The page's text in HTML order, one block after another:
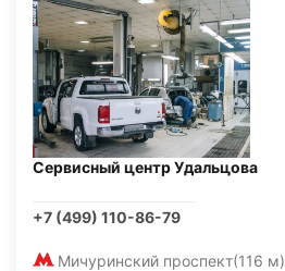
Сервисный центр Удальцова
+7 (499) 110-86-79
Мичуринский проспект(116 м)